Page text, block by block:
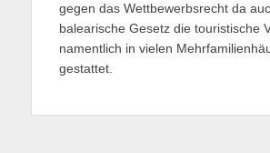
gegen das Wettbewerbsrecht da
balearische Gesetz die touristische
namentlich in vielen
gestattet.